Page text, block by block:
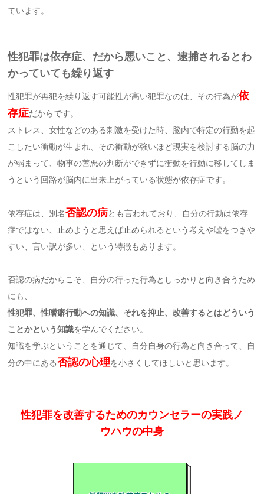
ています。
性犯罪は依存症、だから悪いこと、逮捕されるとわ
かっていても繰り返す
性犯罪が再犯を繰り返す可能性が高い犯罪なのは、その行為が依
存症だからです。
ストレス、女性などのある刺激を受けた時、脳内で特定の行動を起
こしたい衝動が生まれ、その衝動が強いほど現実を検討する脳の力
が弱まって、物事の善悪の判断ができずに衝動を行動に移してしま
うという回路が脳内に出来上がっている状態が依存症です。
依存症は、別名否認の病とも言われており、自分の行動は依存
症ではない、止めようと思えば止められるという考えや嘘をつきや
すい、言い訳が多い、という特徴もあります。
否認の病だからこそ、自分の行った行為としっかりと向き合うため
にも、
性犯罪、性嗜癖行動への知識、それを抑止、改善するとはどういう
ことかという知識を学んでください。
知識を学ぶということを通じて、自分自身の行為と向き合って、自
分の中にある否認の心理を小さくしてほしいと思います。
性犯罪を改善するためのカウンセラーの実践ノ
ウハウの中身